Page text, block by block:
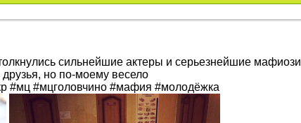
сильнейшие актеры и серьезнейшие мафиози
но по-моему весело
#мц #мцголовчино #мафия #молодёжка